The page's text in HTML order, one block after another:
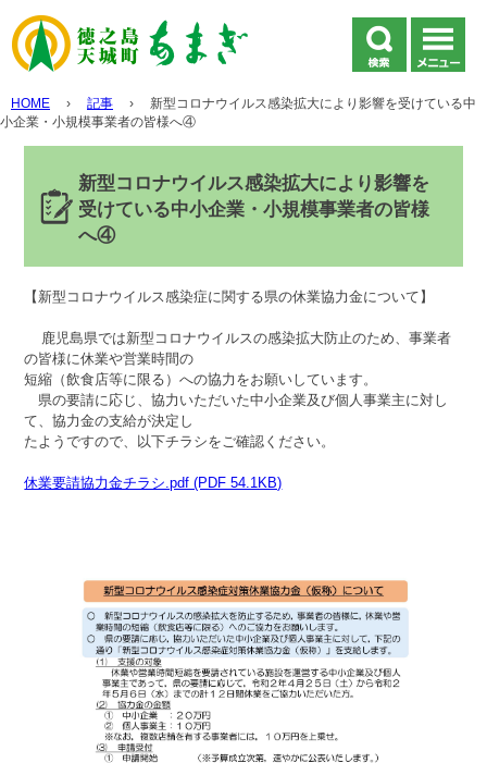
HOME › 記事 ›
新型コロナウイルス感染拡大により影響を受けている中
小企業・小規模事業者の皆様へ④
新型コロナウイルス感染拡大により影響を
受けている中小企業・小規模事業者の皆様
へ④
【新型コロナウイルス感染症に関する県の休業協力金について】
鹿児島県では新型コロナウイルスの感染拡大防止のため、事業者
の皆様に休業や営業時間の
短縮（飲食店等に限る）への協力をお願いしています。
県の要請に応じ、協力いただいた中小企業及び個人事業主に対し
て、協力金の支給が決定し
たようですので、以下チラシをご確認ください。
休業要請協力金チラシ.pdf (PDF 54.1KB)